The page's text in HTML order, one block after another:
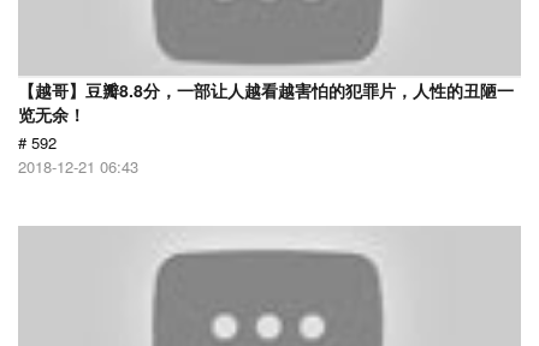
【越哥】豆瓣8.8分，一部让人越看越害怕的犯罪片，人性的丑陋一
览无余！
# 592
2018-12-21 06:43